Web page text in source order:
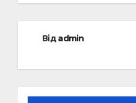
Відadmin